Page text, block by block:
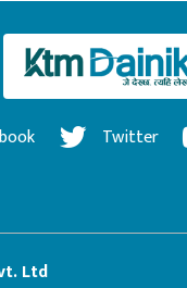
Twitter
Ltd